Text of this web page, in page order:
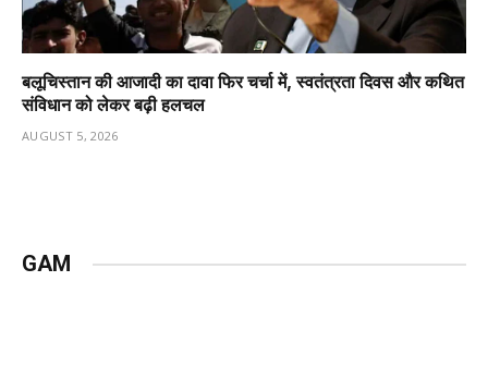
बलूचिस्तान की आजादी का दावा फिर चर्चा में, स्वतंत्रता दिवस और कथित
संविधान को लेकर बढ़ी हलचल
AUGUST 5, 2026
GAM